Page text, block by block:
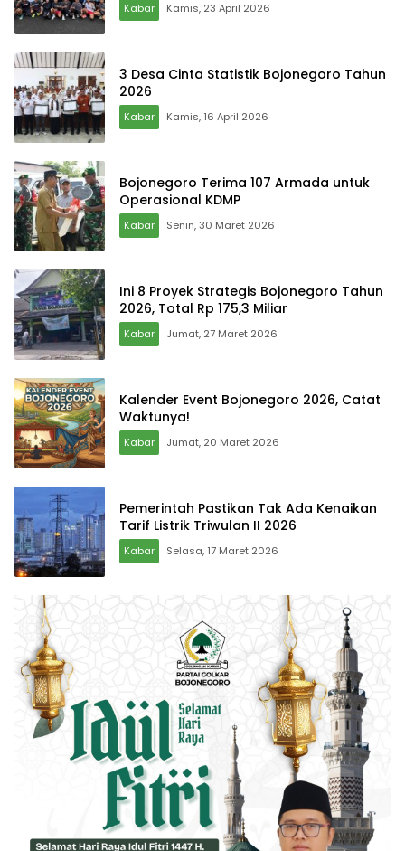
Kabar Kamis, 23 April 2026
3 Desa Cinta Statistik Bojonegoro Tahun
2026
Kabar Kamis, 16 April 2026
Bojonegoro Terima 107 Armada untuk
Operasional KDMP
Kabar Senin, 30 Maret 2026
Ini 8 Proyek Strategis Bojonegoro Tahun
2026, Total Rp 175,3 Miliar
Kabar Jumat, 27 Maret 2026
Kalender Event Bojonegoro 2026, Catat
Waktunya!
Kabar Jumat, 20 Maret 2026
Pemerintah Pastikan Tak Ada Kenaikan
Tarif Listrik Triwulan II 2026
Kabar Selasa, 17 Maret 2026